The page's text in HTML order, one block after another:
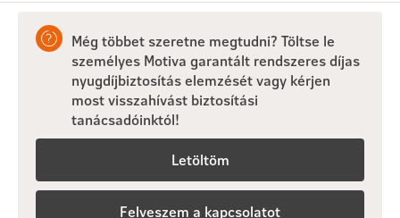
Még többet szeretne megtudni? Töltse le
személyes Motiva garantált rendszeres díjas
nyugdíjbiztosítás elemzését vagy kérjen
most visszahívást biztosítási
tanácsadóinktól!
Letöltöm
Felveszem a kapcsolatot